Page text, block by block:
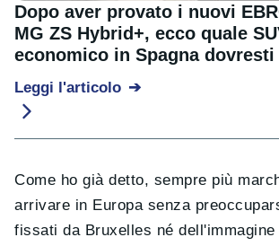
Dopo aver provato i nuovi
MG ZS Hybrid+, ecco quale
economico in Spagna
Leggi l'articolo
Come ho già detto, sempre più
arrivare in Europa senza
fissati da Bruxelles né dell'immagine